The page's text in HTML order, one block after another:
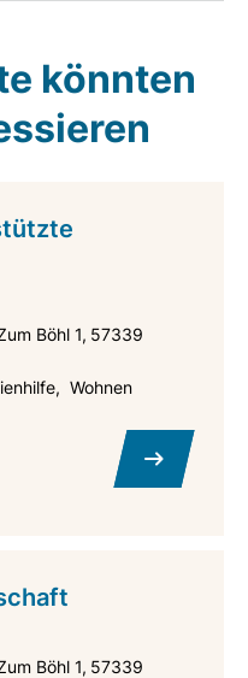
könnten
Böhl 1 57339
Wohnen
Böhl 1 57339